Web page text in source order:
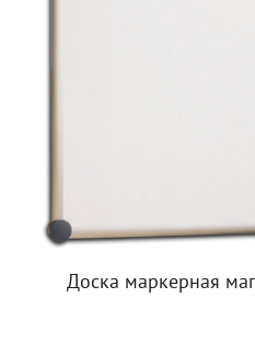
Доска маркерная